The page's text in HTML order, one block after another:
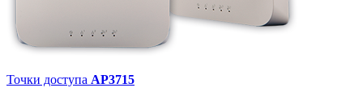
Точки доступа AP3715